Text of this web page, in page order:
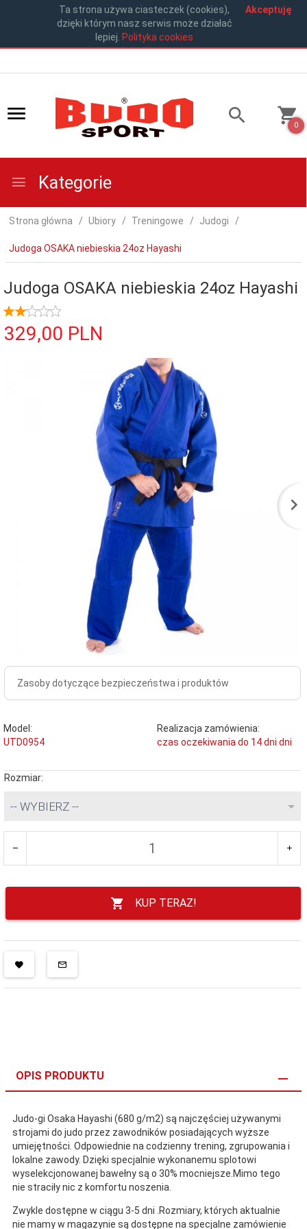
Ta strona używa ciasteczek (cookies),
dzięki którym nasz serwis może działać
lepiej. Polityka cookies
Akceptuję
0
Kategorie
Strona główna Ubiory Treningowe Judogi
Judoga OSAKA niebieskia 24oz Hayashi
Judoga OSAKA niebieskia 24oz Hayashi
329,00 PLN
Zasoby dotyczące bezpieczeństwa i produktów
Model:
UTD0954
Realizacja zamówienia:
czas oczekiwania do 14 dni dni
Rozmiar:
-- WYBIERZ --
KUP TERAZ!
OPIS PRODUKTU
Judo-gi Osaka Hayashi (680 g/m2) są najczęściej używanymi
strojami do judo przez zawodników posiadających wyższe
umiejętności. Odpowiednie na codzienny trening, zgrupowania i
lokalne zawody. Dzięki specjalnie wykonanemu splotowi
wyselekcjonowanej bawełny są o 30% mocniejsze.Mimo tego
nie straciły nic z komfortu noszenia.
Zwykle dostępne w ciągu 3-5 dni .Rozmiary, których aktualnie
nie mamy w magazynie są dostępne na specjalne zamówienie